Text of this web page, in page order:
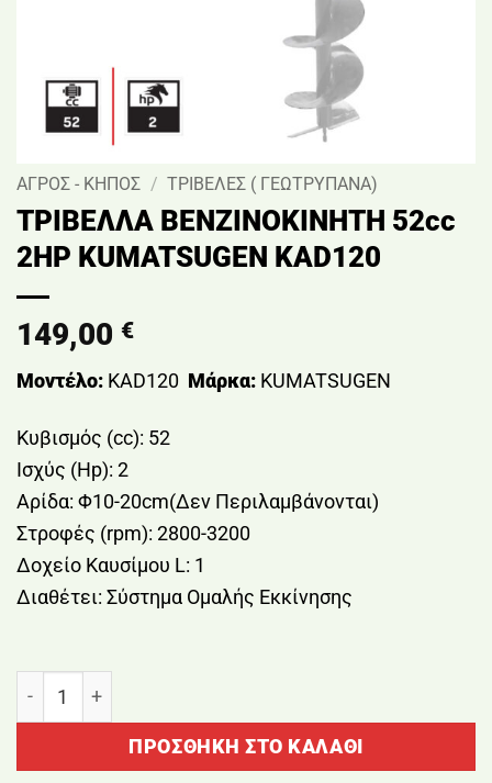
ΑΓΡΟΣ - ΚΗΠΟΣ / ΤΡΙΒΕΛΕΣ ( ΓΕΩΤΡΥΠΑΝΑ)
ΤΡΙΒΕΛΛΑ ΒΕΝΖΙΝΟΚΙΝΗΤΗ 52cc
2HP KUMATSUGEN KAD120
149,00 €
Μοντέλο: KAD120 Μάρκα: KUMATSUGEN
Κυβισμός (cc): 52
Ισχύς (Hp): 2
Αρίδα: Φ10-20cm(Δεν Περιλαμβάνονται)
Στροφές (rpm): 2800-3200
Δοχείο Καυσίμου L: 1
Διαθέτει: Σύστημα Ομαλής Εκκίνησης
ΠΡΟΣΘΉΚΗ ΣΤΟ ΚΑΛΆΘΙ